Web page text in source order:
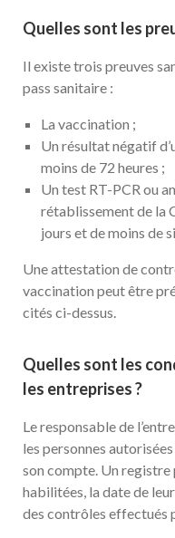
Quelles sont les
Il existe trois preuves
pass sanitaire :
La vaccination ;
Un résultat négatif
moins de 72 heures ;
Un test RT-PCR ou
rétablissement de la
jours et de moins de
Une attestation de
vaccination peut être
cités ci-dessus.
Quelles sont les
les entreprises ?
Le responsable de
les personnes
son compte. Un registre
habilitées, la date de
des contrôles effectués